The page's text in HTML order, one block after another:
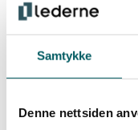
Samtykke
Denne nettsiden
ny arbeidsgiver får
situasjonen er og
tilbake til
Arbeidstakers
også at annet